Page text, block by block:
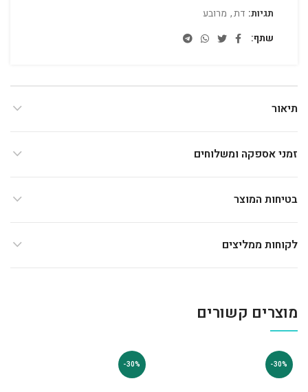
תגיות: דת, מרובע
שתף
תיאור
זמני אספקה ומשלוחים
בטיחות המוצר
לקוחות ממליצים
מוצרים קשורים
-30%
-30%